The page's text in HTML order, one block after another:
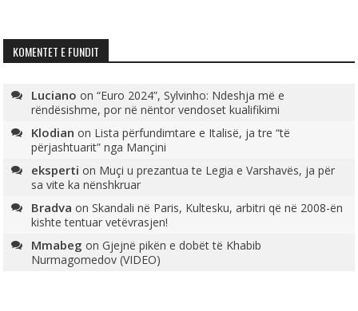
KOMENTET E FUNDIT
Luciano on“Euro 2024”, Sylvinho: Ndeshja më e
rëndësishme, por në nëntor vendoset kualifikimi
Klodian on Lista përfundimtare e Italisë, ja tre “të
përjashtuarit” nga Mançini
eksperti on Muçi u prezantua te Legia e Varshavës, ja për
sa vite ka nënshkruar
Bradva onSkandali në Paris, Kultesku, arbitri që në 2008-ën
kishte tentuar vetëvrasjen!
Mmabeg onGjejnë pikën e dobët të Khabib
Nurmagomedov (VIDEO)